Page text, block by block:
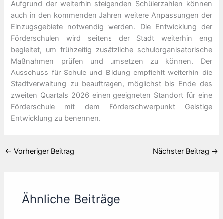
Aufgrund der weiterhin steigenden Schülerzahlen können
auch in den kommenden Jahren weitere Anpassungen der
Einzugsgebiete notwendig werden. Die Entwicklung der
Förderschulen wird seitens der Stadt weiterhin eng
begleitet, um frühzeitig zusätzliche schulorganisatorische
Maßnahmen prüfen und umsetzen zu können. Der
Ausschuss für Schule und Bildung empfiehlt weiterhin die
Stadtverwaltung zu beauftragen, möglichst bis Ende des
zweiten Quartals 2026 einen geeigneten Standort für eine
Förderschule mit dem Förderschwerpunkt Geistige
Entwicklung zu benennen.
← Vorheriger Beitrag Nächster Beitrag →
Ähnliche Beiträge